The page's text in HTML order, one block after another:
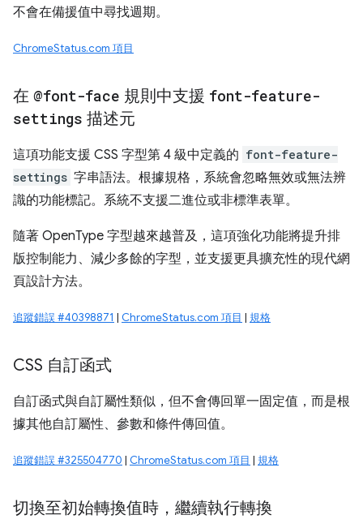
不會在備援值中尋找週期。
ChromeStatus.com 項目
在 @font-face 規則中支援 font-feature-
settings 描述元
這項功能支援 CSS 字型第 4 級中定義的 font-feature-
settings 字串語法。根據規格，系統會忽略無效或無法辨
識的功能標記。系統不支援二進位或非標準表單。
隨著 OpenType 字型越來越普及，這項強化功能將提升排
版控制能力、減少多餘的字型，並支援更具擴充性的現代網
頁設計方法。
追蹤錯誤 #40398871 | ChromeStatus.com 項目 | 規格
CSS 自訂函式
自訂函式與自訂屬性類似，但不會傳回單一固定值，而是根
據其他自訂屬性、參數和條件傳回值。
追蹤錯誤 #325504770 | ChromeStatus.com 項目 | 規格
切換至初始轉換值時，繼續執行轉換